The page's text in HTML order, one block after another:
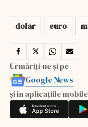
dolar euro
Urmăriți-ne și pe
Google News
și în aplicațiile mobile